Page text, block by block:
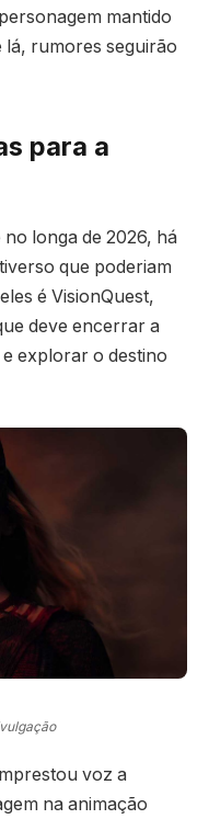
mantido
rumores seguirão
para a
longa de 2026, há
que poderiam
é VisionQuest,
deve encerrar a
e explorar o destino
voz a
na animação